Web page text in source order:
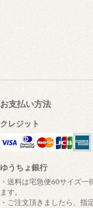
お支払い方法
クレジット
ゆうちょ銀行
・送料は宅急便60サイズ一
ます。
・ご注文頂きましたら、指